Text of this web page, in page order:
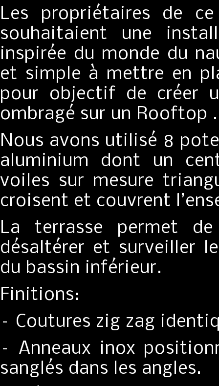
Les propriétaires de
souhaitaient une
inspirée du monde du
et simple à mettre en
pour objectif de créer
ombragé sur un Rooftop .
Nous avons utilisé 8
aluminium dont un
voiles sur mesure
croisent et couvrent
La terrasse permet
désaltérer et surveiller
du bassin inférieur.
Finitions:
– Coutures zig zag
– Anneaux inox
sanglés dans les angles.